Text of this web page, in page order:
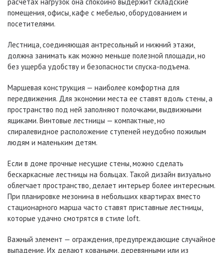
расчетах нагрузок она спокойно выдержит складские
помещения, офисы, кафе с мебелью, оборудованием и
посетителями.
Лестница, соединяющая антресольный и нижний этажи,
должна занимать как можно меньше полезной площади, но
без ущерба удобству и безопасности спуска-подъема.
Маршевая конструкция — наиболее комфортна для
передвижения. Для экономии места ее ставят вдоль стены, а
пространство под ней заполняют полочками, выдвижными
ящиками. Винтовые лестницы — компактные, но
спиралевидное расположение ступеней неудобно пожилым
людям и маленьким детям.
Если в доме прочные несущие стены, можно сделать
бескаркасные лестницы на больцах. Такой дизайн визуально
облегчает пространство, делает интерьер более интересным.
При планировке мезонина в небольших квартирах вместо
стационарного марша часто ставят приставные лестницы,
которые удачно смотрятся в стиле loft.
Важный элемент — ограждения, предупреждающие случайное
выпадение. Их делают коваными, деревянными или из